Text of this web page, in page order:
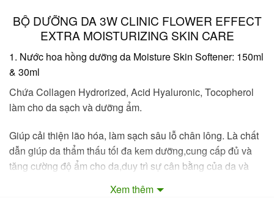
BỘ DƯỠNG DA 3W CLINIC FLOWER EFFECT
EXTRA MOISTURIZING SKIN CARE
1. Nước hoa hồng dưỡng da Moisture Skin Softener: 150ml
& 30ml
Chứa Collagen Hydrorized, Acid Hyaluronic, Tocopherol
làm cho da sạch và dưỡng ẩm.
Giúp cải thiện lão hóa, làm sạch sâu lỗ chân lông. Là chất
dẫn giúp da thẩm thấu tối đa kem dưỡng,cung cấp đủ và
tăng cường độ ẩm cho da,duy trì sự cân bằng của da và
Xem thêm